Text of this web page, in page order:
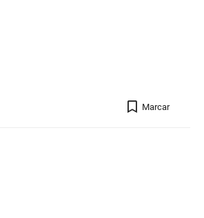
MarcarRegistro